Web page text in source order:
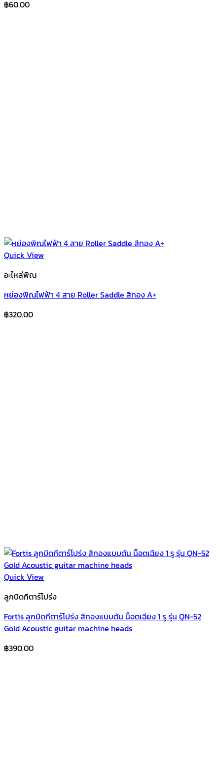
฿60.00
Quick View
อะไหล่พิณ
หย่องพิณไฟฟ้า 4 สาย Roller Saddle สีทอง A+
฿320.00
Quick View
ลูกบิดกีตาร์โปร่ง
Fortis ลูกบิดกีตาร์โปร่ง สีทองแบบตัน น็อตเฉียง 1 รู รุ่น QN-52
Gold Acoustic guitar machine heads
฿390.00